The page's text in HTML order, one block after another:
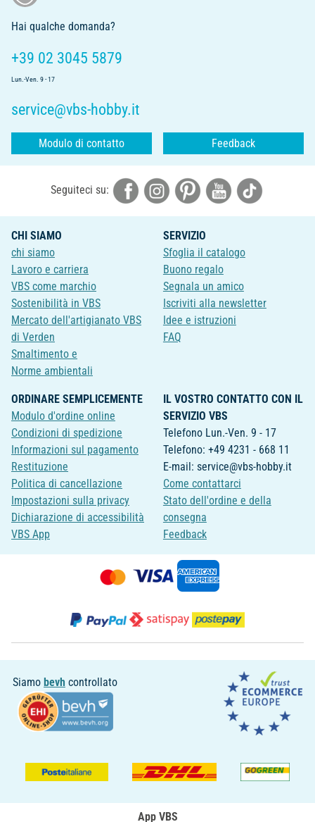
Hai qualche domanda?
+39 02 3045 5879
Lun.-Ven. 9 - 17
service@vbs-hobby.it
Modulo di contatto Feedback
Seguiteci su:
CHI SIAMO
chi siamo
Lavoro e carriera
VBS come marchio
Sostenibilità in VBS
Mercato dell'artigianato VBS
di Verden
Smaltimento e
Norme ambientali
SERVIZIO
Sfoglia il catalogo
Buono regalo
Segnala un amico
Iscriviti alla newsletter
Idee e istruzioni
FAQ
ORDINARE SEMPLICEMENTE
Modulo d'ordine online
Condizioni di spedizione
Informazioni sul pagamento
Restituzione
Politica di cancellazione
Impostazioni sulla privacy
Dichiarazione di accessibilità
VBS App
IL VOSTRO CONTATTO CON IL
SERVIZIO VBS
Telefono Lun.-Ven. 9 - 17
Telefono: +49 4231 - 668 11
E-mail: service@vbs-hobby.it
Come contattarci
Stato dell'ordine e della
consegna
Feedback
Siamo bevh controllato
App VBS